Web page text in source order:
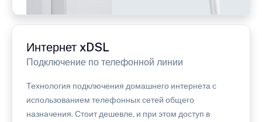
Интернет xDSL
Подключение по телефонной линии
Технология подключения домашнего интернета с
использованием телефонных сетей общего
назначения. Стоит дешевле, и при этом доступ в